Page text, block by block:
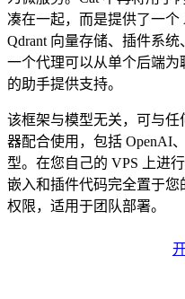
凑在一起，而是提供了一
Qdrant 向量存储、插件系
一个代理可以从单个后端
的助手提供支持。
该框架与模型无关，可与任
器配合使用，包括 OpenAI
型。在您自己的 VPS 上进
嵌入和插件代码完全置于
权限，适用于团队部署。